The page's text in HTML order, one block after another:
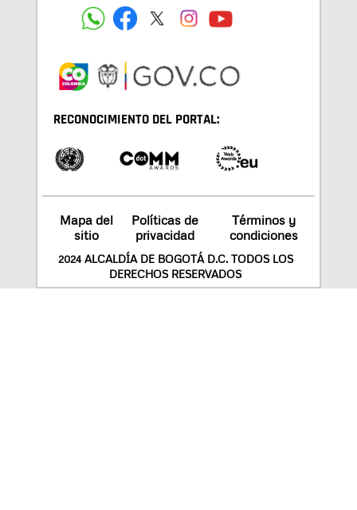
RECONOCIMIENTO DEL PORTAL:
Mapa del
sitio
Políticas de
privacidad
Términos y
condiciones
2024 ALCALDÍA DE BOGOTÁ D.C. TODOS LOS
DERECHOS RESERVADOS